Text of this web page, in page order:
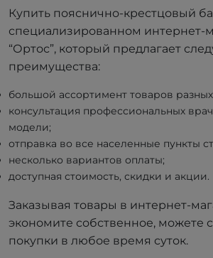
Купить пояснично-крестцовый
специализированном интернет-
“Ортос”, который предлагает
преимущества:
большой ассортимент товаров
консультация профессиональных
модели;
отправка во все населенные пункты
несколько вариантов оплаты;
доступная стоимость, скидки и акции.
Заказывая товары в интернет-
экономите собственное, можете
покупки в любое время суток.